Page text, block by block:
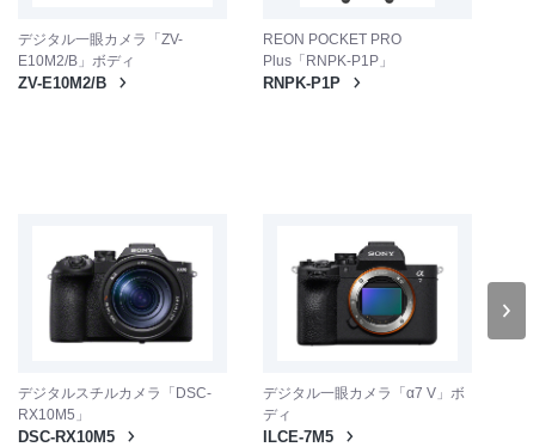
デジタル一眼カメラ「ZV-
E10M2/B」ボディ
ZV-E10M2/B
REON POCKET PRO
Plus「RNPK-P1P」
RNPK-P1P
デジタルスチルカメラ「DSC-
RX10M5」
DSC-RX10M5
デジタル一眼カメラ「α7 V」ボ
ディ
ILCE-7M5